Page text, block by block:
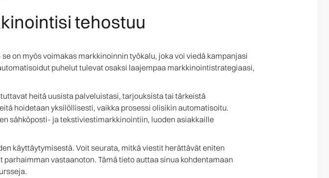
tehostuu
on myös voimakas markkinoinnin työkalu, joka voi viedä kampanjasi
puhelut tulevat osaksi laajempaa markkinointistrategiaasi,
heitä uusista palveluistasi, tarjouksista tai tärkeistä
hoidetaan yksilöllisesti, vaikka prosessi olisikin automatisoitu.
sähköposti- ja tekstiviestimarkkinointiin, luoden asiakkaille
käyttäytymisestä. Voit seurata, mitkä viestit herättävät eniten
vastaanoton. Tämä tieto auttaa sinua kohdentamaan